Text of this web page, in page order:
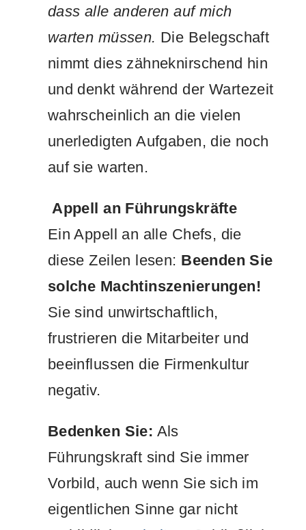
dass alle anderen auf mich
warten müssen. Die Belegschaft
nimmt dies zähneknirschend hin
und denkt während der Wartezeit
wahrscheinlich an die vielen
unerledigten Aufgaben, die noch
auf sie warten.
Appell an Führungskräfte
Ein Appell an alle Chefs, die
diese Zeilen lesen: Beenden Sie
solche Machtinszenierungen!
Sie sind unwirtschaftlich,
frustrieren die Mitarbeiter und
beeinflussen die Firmenkultur
negativ.
Bedenken Sie: Als
Führungskraft sind Sie immer
Vorbild, auch wenn Sie sich im
eigentlichen Sinne gar nicht